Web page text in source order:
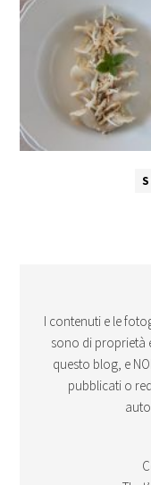
I contenuti e le
sono di proprietà
questo blog, e
pubblicati o